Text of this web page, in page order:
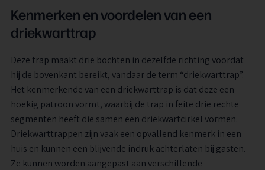
Kenmerken en voordelen van een
driekwarttrap
Deze trap maakt drie bochten in dezelfde richting voordat
hij de bovenkant bereikt, vandaar de term “driekwarttrap”.
Het kenmerkende van een driekwarttrap is dat deze een
hoekig patroon vormt, waarbij de trap in feite drie rechte
segmenten heeft die samen een driekwartcirkel vormen.
Driekwarttrappen zijn vaak een opvallend kenmerk in een
huis en kunnen een blijvende indruk achterlaten bij gasten.
Ze kunnen worden aangepast aan verschillende